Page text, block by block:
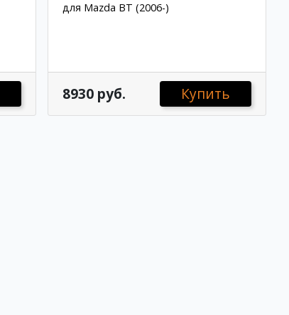
для Mazda BT (2006-)
8930 руб. Купить